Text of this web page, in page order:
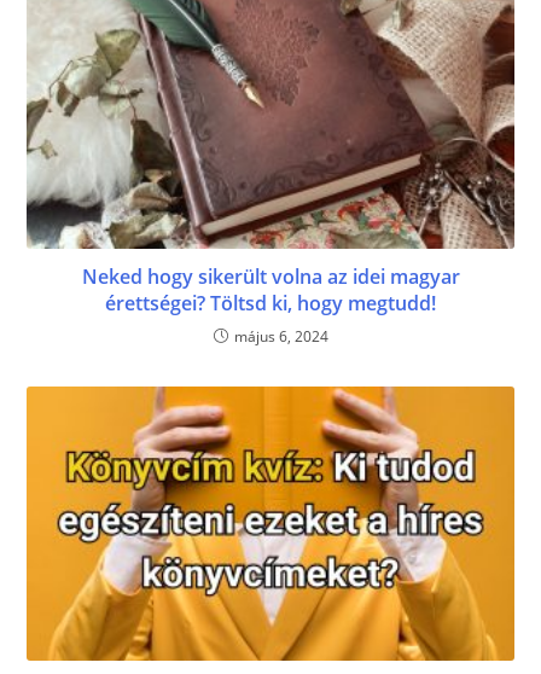
Neked hogy sikerült volna az idei magyar
érettségei? Töltsd ki, hogy megtudd!
május 6, 2024